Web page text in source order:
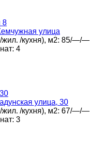
8
улица
/кухня), м2: 85/—/—
4
улица, 30
/кухня), м2: 67/—/—
3